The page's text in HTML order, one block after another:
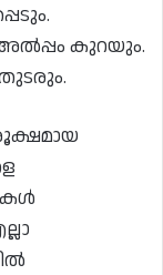
അൽപ്പം കുറയും.